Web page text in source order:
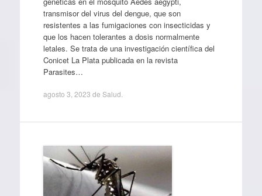
transmisor del virus del dengue, que son
resistentes a las fumigaciones con insecticidas y
que los hacen tolerantes a dosis normalmente
letales. Se trata de una investigación científica del
Conicet La Plata publicada en la revista
Parasites…
agosto 3, 2023 de Salud